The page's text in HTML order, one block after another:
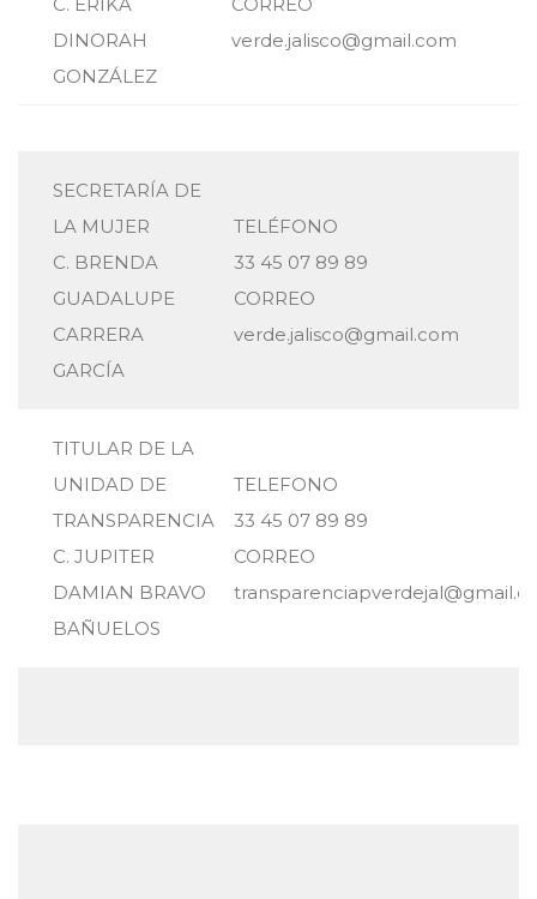
DINORAH
GONZÁLEZ
verde.jalisco@gmail.com
SECRETARÍA DE
LA MUJER
C. BRENDA
GUADALUPE
CARRERA
GARCÍA
TELÉFONO
33 45 07 89 89
CORREO
verde.jalisco@gmail.com
TITULAR DE LA
UNIDAD DE
TRANSPARENCIA
C. JUPITER
DAMIAN BRAVO
BAÑUELOS
TELEFONO
33 45 07 89 89
CORREO